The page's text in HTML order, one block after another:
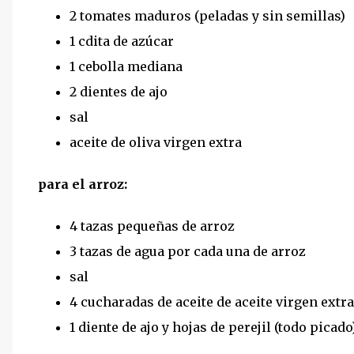
2 tomates maduros (peladas y sin semillas)
1 cdita de azúcar
1 cebolla mediana
2 dientes de ajo
sal
aceite de oliva virgen extra
para el arroz:
4 tazas pequeñas de arroz
3 tazas de agua por cada una de arroz
sal
4 cucharadas de aceite de aceite virgen extra
1 diente de ajo y hojas de perejil (todo